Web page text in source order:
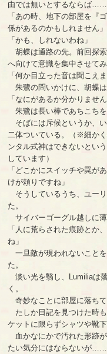
由では無いとするならば……
「あの時、地下の部屋を『
係があるのかもしれません」
「かも、しれないわね」
胡蝶は通路の先。前回探
へ向けて意識を集中させてみ
「何か目立った音は聞こえ
朱鷺の問いかけに、胡蝶は
「なにがあるか分かりませ
朱鷺は長い棒であちこちを
そばには斥候というか、
二体ついている。（※細か
ンタル式神はできないとい
しています）
「どこかにスイッチや罠が
けが頼りですね」
そうしているうち、ユー
た。
サイバーゴーグル越しに薄
「人に荒らされた痕跡とか
ね」
一旦敵が現われないこと
た。
淡い光を翳し、Lumiliaは
く。
奇妙なことに部屋に落ちて
たしか日記を見つけた時
ケットに限らずシャツや靴
血かなにかで汚れた形跡
たい気分にはならないが……